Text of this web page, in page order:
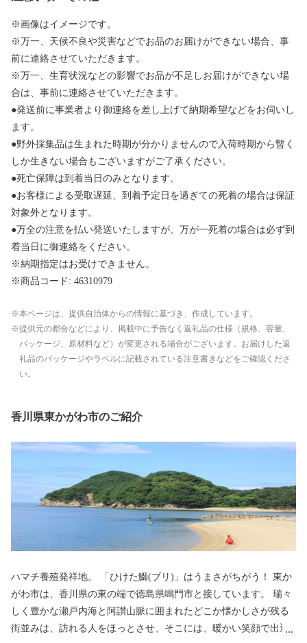
※画像はイメージです。
※万一、天候不良や災害などでお品のお届けができない場合、事
前に連絡させていただきます。
※万一、生育状況などの影響でお品が不足しお届けができない場
合は、事前に連絡させていただきます。
●発送前に事業者より御連絡を差し上げて納期希望などをお伺いし
ます。
●野外採集品は生まれた時期が分かりませんので入荷時期から暫く
しか生きない場合もございますがご了承ください。
●死亡保障は到着当日のみとなります。
●お客様による受取遅延、到着予定日を過ぎての死着の場合は保証
対象外となります。
●万全の注意を払い発送いたしますが、万が一死着の場合は必ず到
着当日に御連絡をください。
※納期指定はお受けできません。
※商品コード: 46310979
本ページは、提供自治体からの情報に基づき、作成しています。
提供元の都合などにより、掲載中に予告なく返礼品の仕様（規格、容量、
パッケージ、原材料など）が変更される場合がございます。お届けした返
礼品のパッケージやラベルに記載されている注意書きなどをご確認くださ
い。
香川県東かがわ市のご紹介
ハマチ養殖発祥地。 「ひけた鰤(ブリ)」はうまさがちがう！ 東か
がわ市は、香川県の東の端で徳島県鳴門市と接しています。 瑞々
しく豊かな瀬戸内海と阿讃山脈に囲まれたどこか懐かしさが残る
街並みは、訪れる人をほっとさせ、そこには、暖かい笑顔で出迎